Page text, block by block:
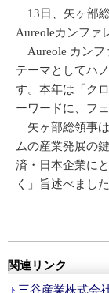
13日、矢ヶ部
Aureoleカンファ
Aureole カンフ
テーマとしてハ
す。本年は「ク
ーワードに、フ
矢ヶ部総領事
ムの産業発展の
済・日本企業に
く」旨述べました
関連リンク
三谷産業株式会